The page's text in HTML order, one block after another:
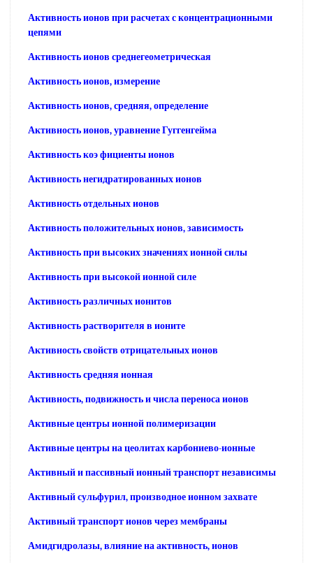
Активность ионов при расчетах с концентрационными
цепями
Активность ионов среднегеометрическая
Активность ионов, измерение
Активность ионов, средняя, определение
Активность ионов, уравнение Гуггенгейма
Активность коэ фициенты ионов
Активность негидратированных ионов
Активность отдельных ионов
Активность положительных ионов, зависимость
Активность при высоких значениях ионной силы
Активность при высокой ионной силе
Активность различных ионитов
Активность растворителя в ионите
Активность свойств отрицательных ионов
Активность средняя ионная
Активность, подвижность и числа переноса ионов
Активные центры ионной полимеризации
Активные центры на цеолитах карбониево-ионные
Активный и пассивный ионный транспорт независимы
Активный сульфурил, производное ионном захвате
Активный транспорт ионов через мембраны
Амидгидролазы, влияние на активность, ионов